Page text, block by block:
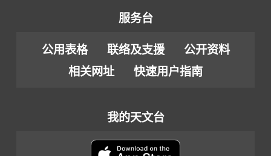
服务台
公用表格 联络及支援
公开资料
相关网址
快速用户指南
我的天文台